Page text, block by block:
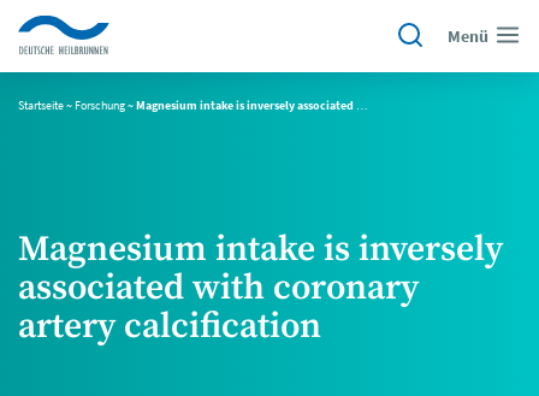
Menü
Startseite~Forschung~Magnesium intake is inversely associated with coronary artery calcification
Magnesium intake is inversely
associated with coronary
artery calcification